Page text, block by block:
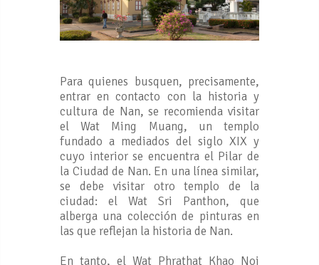
Para quienes busquen, precisamente,
entrar en contacto con la historia y
cultura de Nan, se recomienda visitar
el Wat Ming Muang, un templo
fundado a mediados del siglo XIX y
cuyo interior se encuentra el Pilar de
la Ciudad de Nan. En una línea similar,
se debe visitar otro templo de la
ciudad: el Wat Sri Panthon, que
alberga una colección de pinturas en
las que reflejan la historia de Nan.
En tanto, el Wat Phrathat Khao Noi